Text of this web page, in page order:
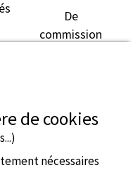
De
commission
de cookies
nécessaires